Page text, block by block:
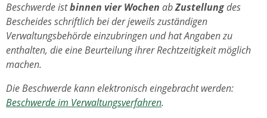
Beschwerde istbinnen vier Wochen abZustellungdes
Bescheides schriftlich bei der jeweils zuständigen
Verwaltungsbehörde einzubringen und hat Angaben zu
enthalten, die eine Beurteilung ihrer Rechtzeitigkeit möglich
machen.
Die Beschwerde kann elektronisch eingebracht werden:
Beschwerde im Verwaltungsverfahren.